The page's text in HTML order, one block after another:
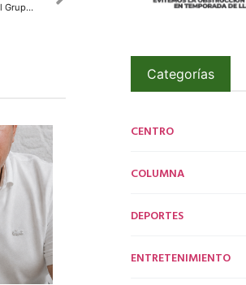
Tras reportes de detonaciones en Navolato, el Grupo Interinstitucional detiene a un civil y asegura armamento
Categorías
CENTRO
COLUMNA
DEPORTES
ENTRETENIMIENTO